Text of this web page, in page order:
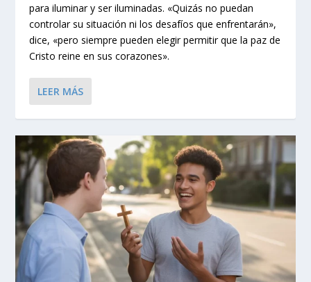
para iluminar y ser iluminadas. «Quizás no puedan
controlar su situación ni los desafíos que enfrentarán»,
dice, «pero siempre pueden elegir permitir que la paz de
Cristo reine en sus corazones».
LEER MÁS